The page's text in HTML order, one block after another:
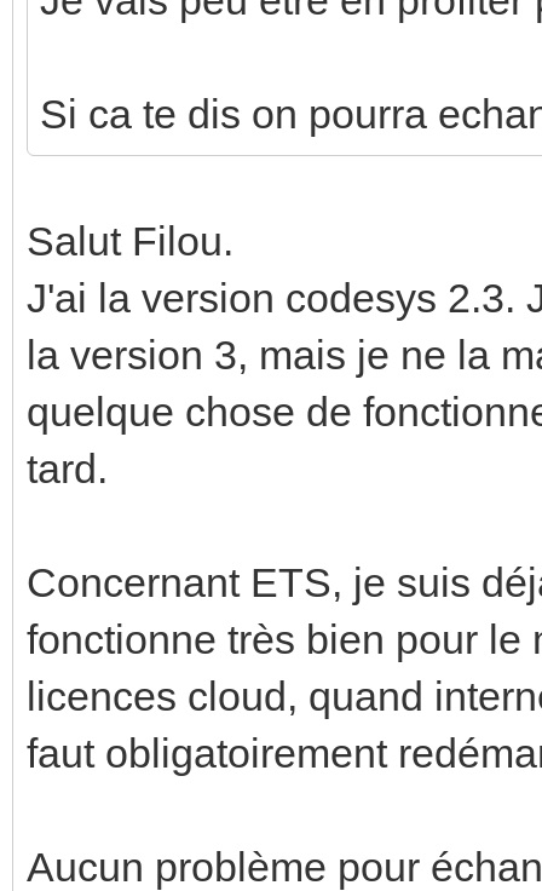
Si ca te dis on pourra
Salut Filou.
J'ai la version codesys 2.3.
la version 3, mais je ne la
quelque chose de
tard.
Concernant ETS, je suis
fonctionne très bien pour le
licences cloud, quand
faut obligatoirement
Aucun problème pour